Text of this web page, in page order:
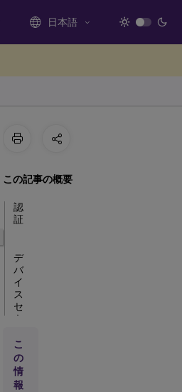
日本語
この記事の概要
認
証
デ
バ
イ
ス
セ
キ
リ
テ
ィ
こ
の
情
報